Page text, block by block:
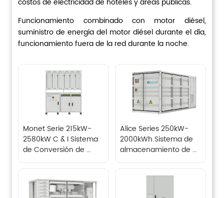
Monet Serie 215kW-
2580kW C & I Sistema
de Conversión de
Alice Series 250kW-
2000kWh Sistema de
almacenamiento de